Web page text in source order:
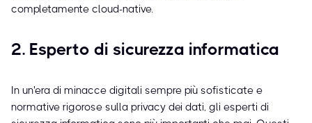
completamente cloud-native.
2. Esperto di sicurezza informatica
In un'era di minacce digitali sempre più sofisticate e
normative rigorose sulla privacy dei dati, gli esperti di